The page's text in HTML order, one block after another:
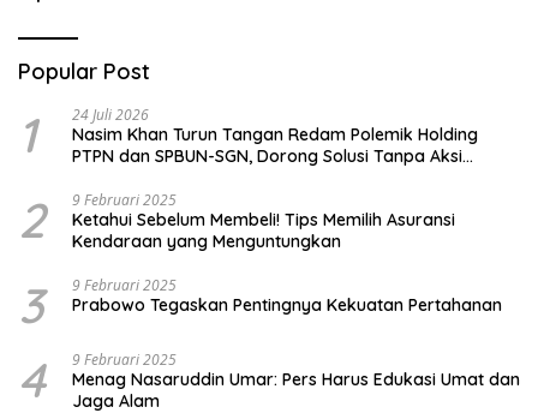
Popular Post
1 24 Juli 2026
Nasim Khan Turun Tangan Redam Polemik Holding
PTPN dan SPBUN-SGN, Dorong Solusi Tanpa Aksi
2 9 Februari 2025
Ketahui Sebelum Membeli! Tips Memilih Asuransi
Kendaraan yang Menguntungkan
3 9 Februari 2025
Prabowo Tegaskan Pentingnya Kekuatan Pertahanan
4 9 Februari 2025
Menag Nasaruddin Umar: Pers Harus Edukasi Umat dan
Jaga Alam